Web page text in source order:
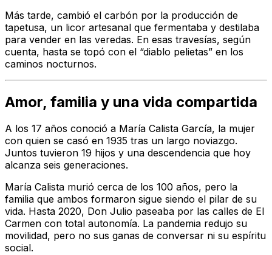
Más tarde, cambió el carbón por la producción de
tapetusa, un licor artesanal que fermentaba y destilaba
para vender en las veredas. En esas travesías, según
cuenta, hasta se topó con el “diablo pelietas” en los
caminos nocturnos.
Amor, familia y una vida compartida
A los 17 años conoció a María Calista García, la mujer
con quien se casó en 1935 tras un largo noviazgo.
Juntos tuvieron 19 hijos y una descendencia que hoy
alcanza seis generaciones.
María Calista murió cerca de los 100 años, pero la
familia que ambos formaron sigue siendo el pilar de su
vida. Hasta 2020, Don Julio paseaba por las calles de El
Carmen con total autonomía. La pandemia redujo su
movilidad, pero no sus ganas de conversar ni su espíritu
social.